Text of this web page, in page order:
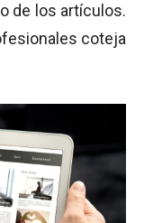
de los artículos.
coteja